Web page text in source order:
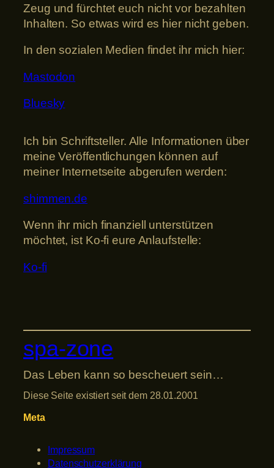
Zeug und fürchtet euch nicht vor bezahlten
Inhalten. So etwas wird es hier nicht geben.
In den sozialen Medien findet ihr mich hier:
Mastodon
Bluesky
Ich bin Schriftsteller. Alle Informationen über
meine Veröffentlichungen können auf
meiner Internetseite abgerufen werden:
shimmen.de
Wenn ihr mich finanziell unterstützen
möchtet, ist Ko-fi eure Anlaufstelle:
Ko-fi
spa-zone
Das Leben kann so bescheuert sein…
Diese Seite existiert seit dem 28.01.2001
Meta
Impressum
Datenschutzerklärung